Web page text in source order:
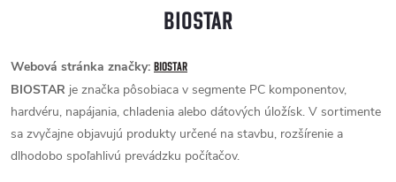
BIOSTAR
Webová stránka značky: BIOSTAR
BIOSTAR je značka pôsobiaca v segmente PC komponentov,
hardvéru, napájania, chladenia alebo dátových úložísk. V sortimente
sa zvyčajne objavujú produkty určené na stavbu, rozšírenie a
dlhodobo spoľahlivú prevádzku počítačov.